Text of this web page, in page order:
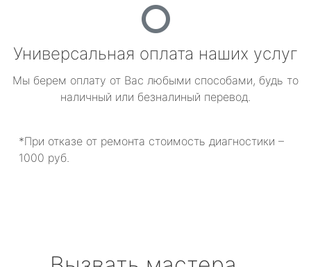
Универсальная оплата наших услуг
Мы берем оплату от Вас любыми способами, будь то
наличный или безналиный перевод.
*При отказе от ремонта стоимость диагностики –
1000 руб.